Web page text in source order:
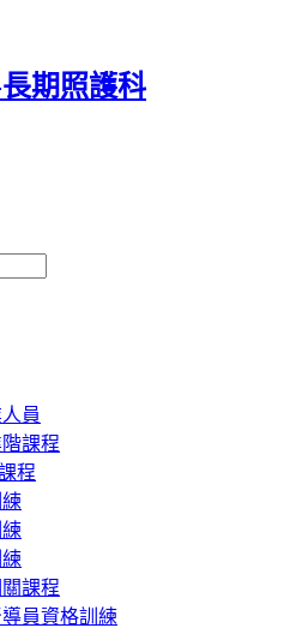
期照護科
員
課程
程
課程
員資格訓練